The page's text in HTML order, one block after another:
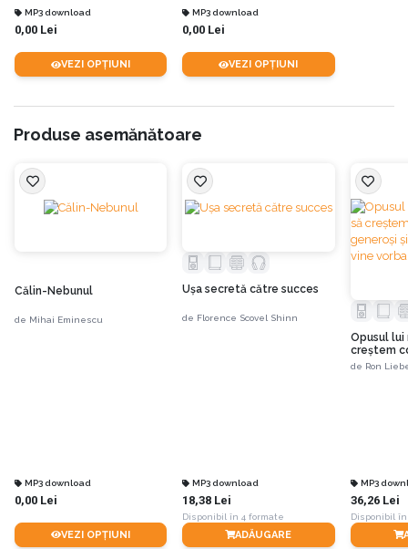
MP3 download
0,00 Lei
VEZI OPȚIUNI
MP3 download
0,00 Lei
VEZI OPȚIUNI
Produse asemănătoare
Călin-Nebunul
de Mihai Eminescu
MP3 download
0,00 Lei
VEZI OPȚIUNI
Uşa secretă către succes
de Florence Scovel Shinn
MP3 download
18,38 Lei
Disponibil în 4 formate
ADĂUGARE
Opusul lui
creștem
generoși
de Ron
MP3
36,26 Lei
Disponibil